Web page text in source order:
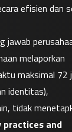
efisien dan
jawab
maksimal 72
identitas),
tidak
practices and